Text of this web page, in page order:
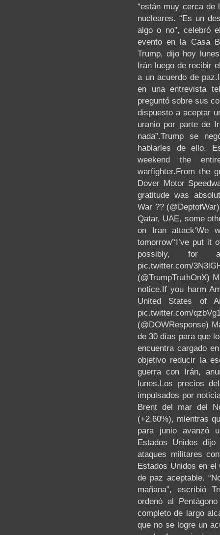
“están muy cerca de
nucleares. “Es un
algo o no”, celebró
evento en la Casa
Trump, dijo hoy
Irán luego de recibir
a un acuerdo de
en una entrevista
preguntó sobre sus
dispuesto a aceptar
uranio por parte de
nada”.Trump se
hablarles de ello.
weekend the
warfighter.From the
Dover Motor
gratitude was
War ??
Qatar, UAE, some
on Iran attack‘We
tomorrow’‘I’ve put
possibly, for a
pic.twitter.com/
(@TrumpTruthOnX)
notice.If you harm
United States of
pic.twitter.com/
(@DOWResponse)
de 30 días para que
encuentra cargado
objetivo reducir la
guerra con Irán,
lunes.Los precios
impulsados por
Brent del mar del
(+2,60%), mientras
para junio avanzó
Estados Unidos
ataques militares
Estados Unidos en el
de paz aceptable.
mañana”, escribió
ordenó al
completo de largo
que no se logre un